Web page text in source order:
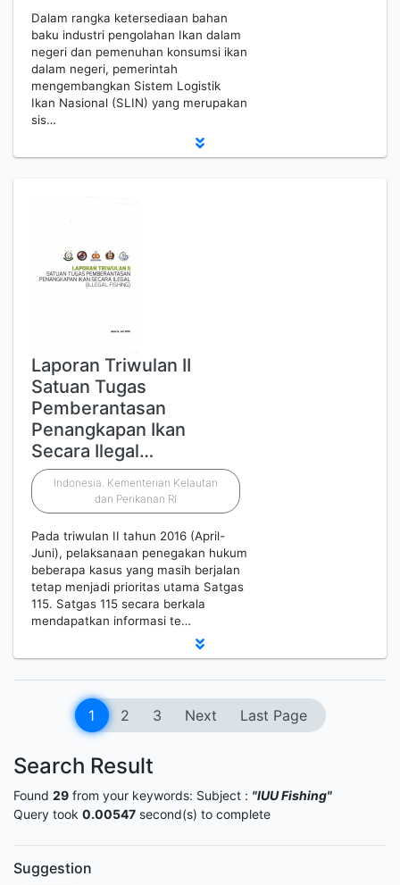
Dalam rangka ketersediaan bahan
baku industri pengolahan Ikan dalam
negeri dan pemenuhan konsumsi ikan
dalam negeri, pemerintah
mengembangkan Sistem Logistik
Ikan Nasional (SLIN) yang merupakan
sis…
Laporan Triwulan II
Satuan Tugas
Pemberantasan
Penangkapan Ikan
Secara Ilegal…
Indonesia. Kementerian Kelautan
dan Perikanan RI
Pada triwulan II tahun 2016 (April-
Juni), pelaksanaan penegakan hukum
beberapa kasus yang masih berjalan
tetap menjadi prioritas utama Satgas
115. Satgas 115 secara berkala
mendapatkan informasi te…
1 2 3 Next Last Page
Search Result
Found 29 from your keywords: Subject : "IUU Fishing"
Query took 0.00547 second(s) to complete
Suggestion